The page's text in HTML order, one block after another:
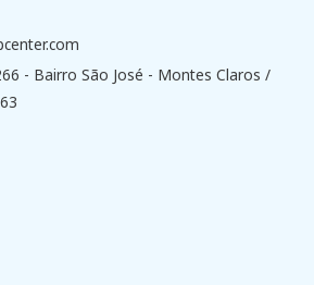
- Bairro São José - Montes Claros /